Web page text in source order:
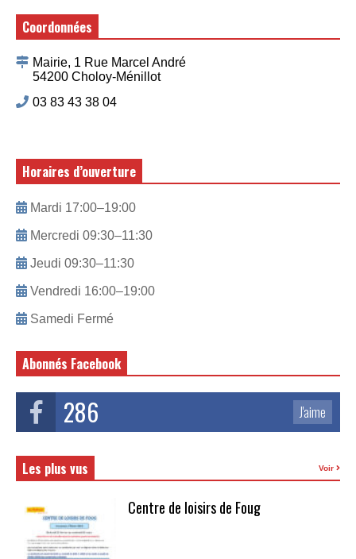
Coordonnées
Mairie, 1 Rue Marcel André
54200 Choloy-Ménillot
03 83 43 38 04
Horaires d’ouverture
Mardi 17:00–19:00
Mercredi 09:30–11:30
Jeudi 09:30–11:30
Vendredi 16:00–19:00
Samedi Fermé
Abonnés Facebook
286 J'aime
Les plus vus Voir
Centre de loisirs de Foug